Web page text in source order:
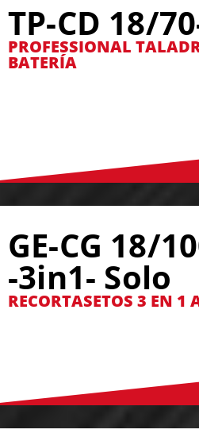
TP-CD 18/
PROFESSIONAL
BATERÍA
GE-CG 18/
-3in1- Solo
RECORTASETOS 3 EN 1